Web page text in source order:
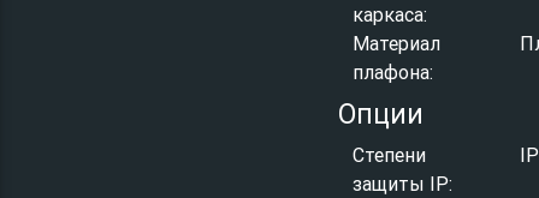
каркаса:
Материал
плафона:
Опции
Степени
защиты IP: